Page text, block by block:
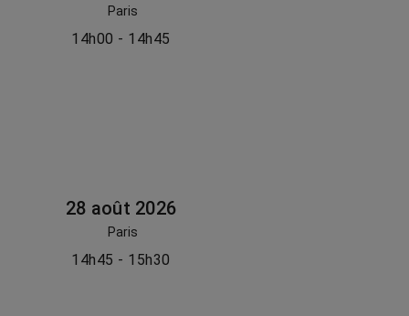
Paris
14h00 - 14h45
28 août 2026
Paris
14h45 - 15h30